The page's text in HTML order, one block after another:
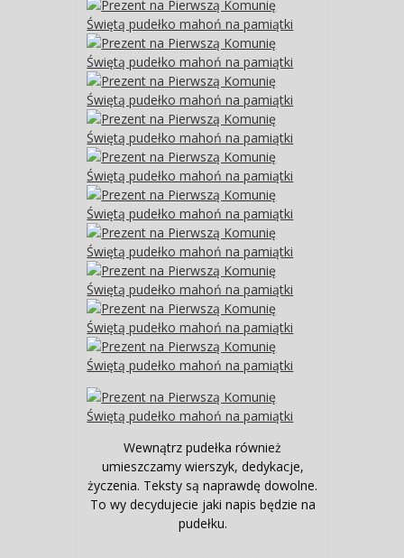
Wewnątrz pudełka również
umieszczamy wierszyk, dedykacje,
życzenia. Teksty są naprawdę dowolne.
To wy decydujecie jaki napis będzie na
pudełku.